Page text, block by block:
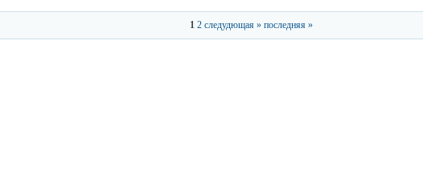
1 2 следудющая » последняя »